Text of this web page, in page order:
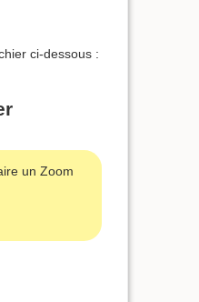
ci-dessous :
un Zoom